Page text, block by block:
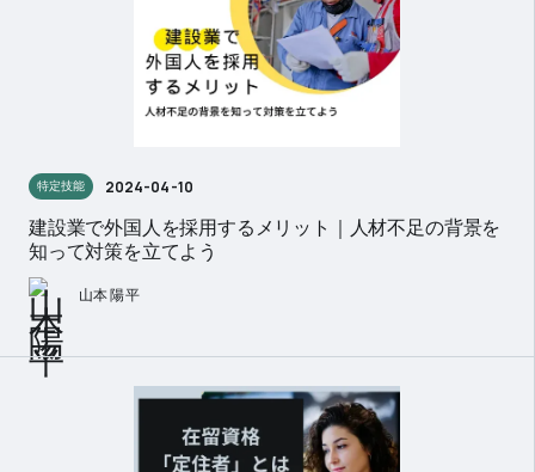
特定技能 2024-04-10
建設業で外国人を採用するメリット｜人材不足の背景を
知って対策を立てよう
山本 陽平